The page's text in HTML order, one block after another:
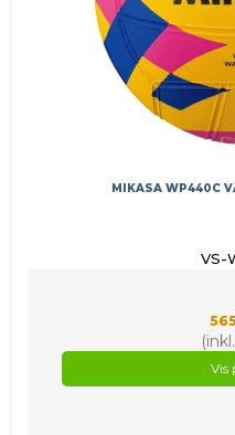
MIKASA WP440C
VS-
Vis